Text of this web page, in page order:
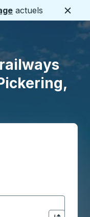
actuels
pour ouvrir